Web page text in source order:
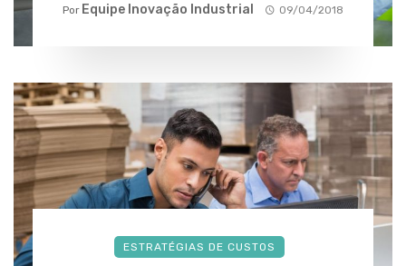
Por Equipe Inovação Industrial 09/04/2018
ESTRATÉGIAS DE CUSTOS